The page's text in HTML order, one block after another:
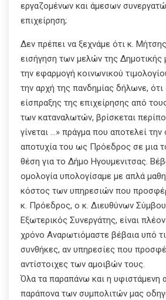
εργαζομένων και άμεσων
επιχείρηση;
Δεν πρέπει να ξεχνάμε ότι κ.
εισήγηση των μελών της Δημοτικής
την εφαρμογή κοινωνικού
την αρχή της πανδημίας δήλωνε, ότι
είσπραξης της επιχείρησης από
των καταναλωτών, βρίσκεται
γίνεται …» πράγμα που αποτελεί την
αποτυχία του ως Πρόεδρος σε μια
θέση για το Δήμο Ηγουμενιτσας.
ομολογία υπολογίσαμε με απλά
κόστος των υπηρεσιών που
κ. Πρόεδρος, ο κ. Διευθύνων
Εξωτερικός Συνεργάτης, είναι
χρόνο Αναρωτιόμαστε βέβαια υπό
συνθήκες, αν υπηρεσίες που
αντίστοιχες των αμοιβών τους.
Όλα τα παραπάνω και η υφιστάμενη
παράπονα των συμπολιτών μας